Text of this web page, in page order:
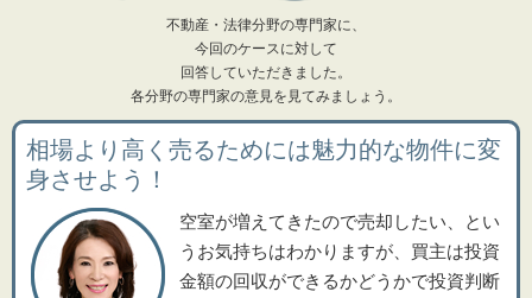
不動産・法律分野の専門家に、
今回のケースに対して
回答していただきました。
各分野の専門家の意見を見てみましょう。
相場より高く売るためには魅力的な物件に変
身させよう！
空室が増えてきたので売却したい、とい
うお気持ちはわかりますが、買主は投資
金額の回収ができるかどうかで投資判断